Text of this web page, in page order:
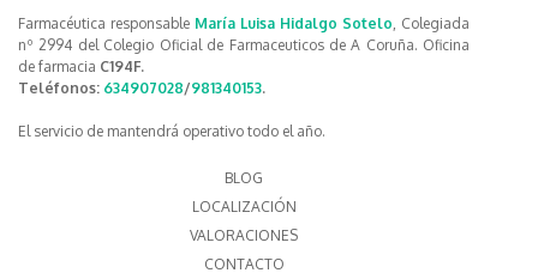
Farmacéutica responsable María Luisa Hidalgo Sotelo, Colegiada
nº 2994 del Colegio Oficial de Farmaceuticos de A Coruña. Oficina
de farmacia C194F.
Teléfonos: 634907028/981340153.
El servicio de mantendrá operativo todo el año.
BLOG
LOCALIZACIÓN
VALORACIONES
CONTACTO